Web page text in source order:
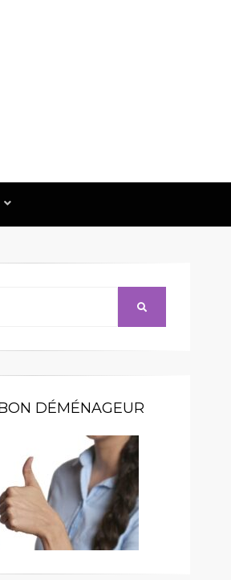
DÉMÉNAGEUR